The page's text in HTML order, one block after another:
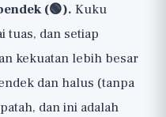
(🟢). Kuku
tuas, dan setiap
kekuatan lebih besar
dan halus (tanpa
dan ini adalah